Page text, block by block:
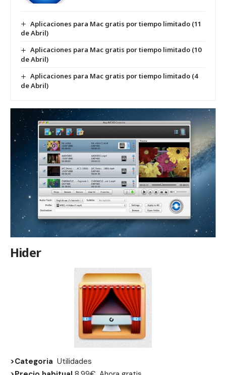
Aplicaciones para Mac gratis por tiempo limitado (11
de Abril)
Aplicaciones para Mac gratis por tiempo limitado (10
de Abril)
Aplicaciones para Mac gratis por tiempo limitado (4
de Abril)
Hider
>Categoria Utilidades